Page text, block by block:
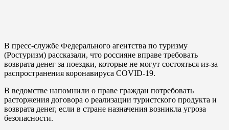
В пресс-службе Федерального агентства по туризму
(Ростуризм) рассказали, что россияне вправе требовать
возврата денег за поездки, которые не могут состояться из-за
распространения коронавируса COVID-19.
В ведомстве напомнили о праве граждан потребовать
расторжения договора о реализации туристского продукта и
возврата денег, если в стране назначения возникла угроза
безопасности.